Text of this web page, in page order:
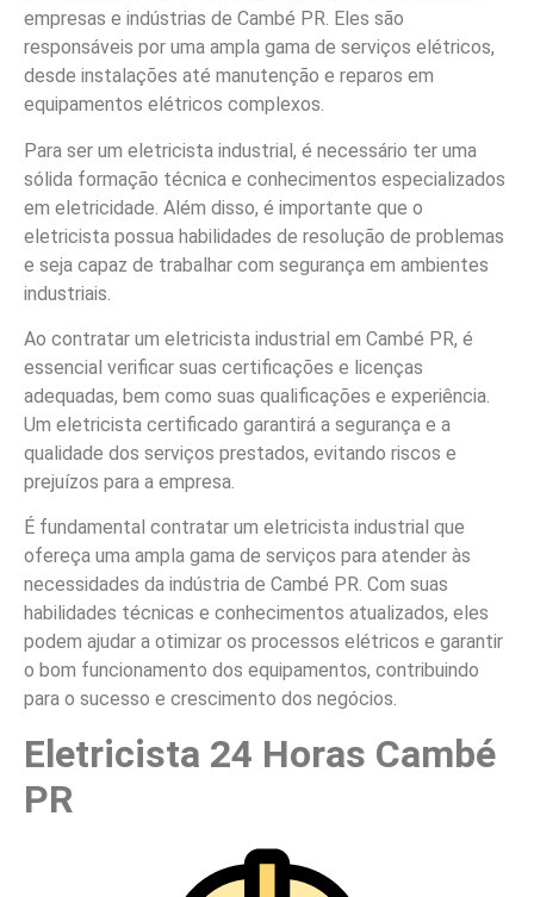
empresas e indústrias de Cambé PR. Eles são
responsáveis por uma ampla gama de serviços elétricos,
desde instalações até manutenção e reparos em
equipamentos elétricos complexos.
Para ser um eletricista industrial, é necessário ter uma
sólida formação técnica e conhecimentos especializados
em eletricidade. Além disso, é importante que o
eletricista possua habilidades de resolução de problemas
e seja capaz de trabalhar com segurança em ambientes
industriais.
Ao contratar um eletricista industrial em Cambé PR, é
essencial verificar suas certificações e licenças
adequadas, bem como suas qualificações e experiência.
Um eletricista certificado garantirá a segurança e a
qualidade dos serviços prestados, evitando riscos e
prejuízos para a empresa.
É fundamental contratar um eletricista industrial que
ofereça uma ampla gama de serviços para atender às
necessidades da indústria de Cambé PR. Com suas
habilidades técnicas e conhecimentos atualizados, eles
podem ajudar a otimizar os processos elétricos e garantir
o bom funcionamento dos equipamentos, contribuindo
para o sucesso e crescimento dos negócios.
Eletricista 24 Horas Cambé
PR